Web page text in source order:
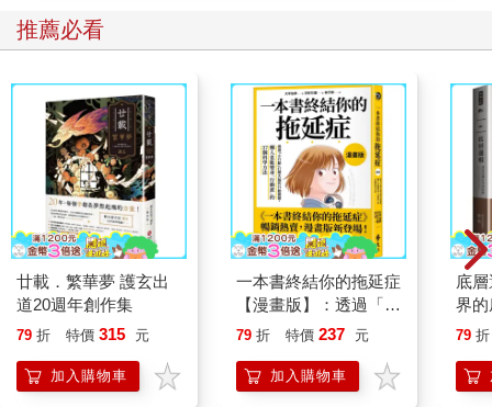
推薦必看
廿載．繁華夢 護玄出
道20週年創作集
79 折 特價 315 元
加入購物車
一本書終結你的拖延症
【漫畫版】：透過「小
行動」打開大腦的行動
「行動派」的37個科
學方法
79 折 特價 237 元
加入購物車
底
界
79 折